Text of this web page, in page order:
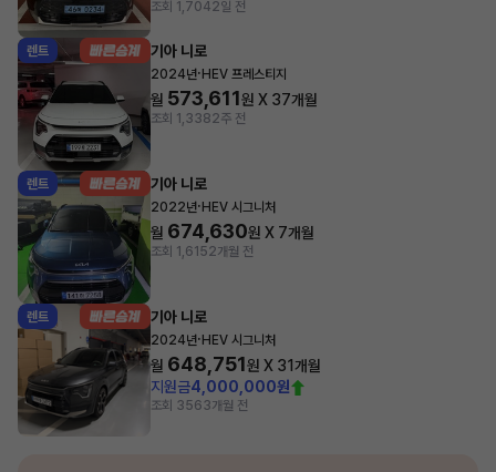
조회 1,7042일 전
렌트 기아 니로
2024년· HEV 프레스티지
월 573,611원 X 37개월
조회 1,3382주 전
렌트 기아 니로
2022년· HEV 시그니처
월 674,630원 X 7개월
조회 1,6152개월 전
렌트 기아 니로
2024년· HEV 시그니처
월 648,751원 X 31개월
지원금4,000,000원
조회 3563개월 전